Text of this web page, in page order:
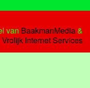
van BaakmanMedia&
Vrolijk Internet Services